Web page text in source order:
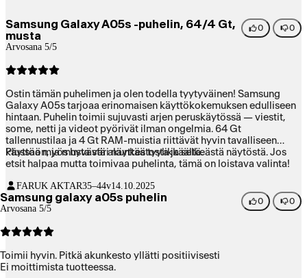
Samsung Galaxy A05s -puhelin, 64/4 Gt,
musta
Arvosana 5/5
0 0
Ostin tämän puhelimen ja olen todella tyytyväinen! Samsung
Galaxy A05s tarjoaa erinomaisen käyttökokemuksen edulliseen
hintaan. Puhelin toimii sujuvasti arjen peruskäytössä — viestit,
some, netti ja videot pyörivät ilman ongelmia. 64 Gt
tallennustilaa ja 4 Gt RAM-muistia riittävät hyvin tavalliseen
käyttöön, ja musta väri näyttää tyylikkäältä.
Plussaa myös hyvästä akunkestosta ja selkeästä näytöstä. Jos
etsit halpaa mutta toimivaa puhelinta, tämä on loistava valinta!
FARUK AKTAR35–44v14.10.2025
Samsung galaxy a05s puhelin
Arvosana 5/5
0 0
Toimii hyvin. Pitkä akunkesto yllätti positiivisesti
Ei moittimista tuotteessa.